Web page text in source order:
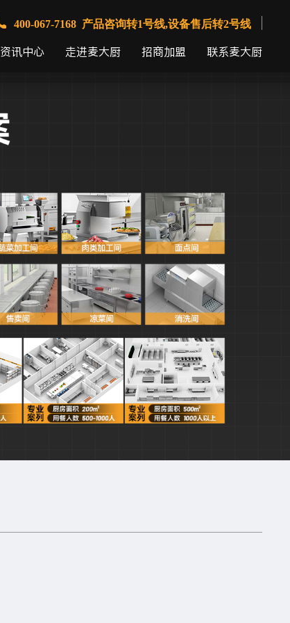
400-067-7168 产品咨询转1号线,设备售后转2号线
资讯中心 走进麦大厨 招商加盟 联系麦大厨